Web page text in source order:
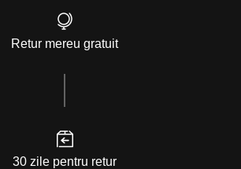
Retur mereu gratuit
30 zile pentru retur